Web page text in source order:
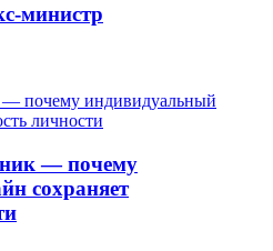
министр
— почему
сохраняет